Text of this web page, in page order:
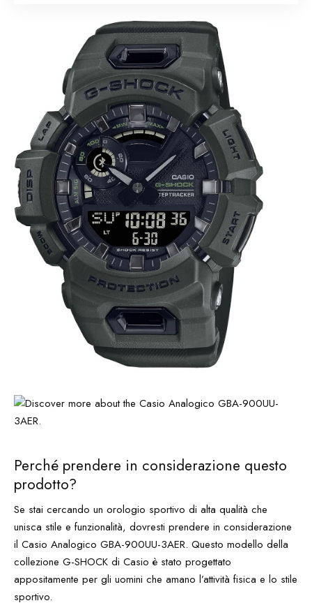
Perché prendere in considerazione questo
prodotto?
Se stai cercando un orologio sportivo di alta qualità che
unisca stile e funzionalità, dovresti prendere in considerazione
il Casio Analogico GBA-900UU-3AER. Questo modello della
collezione G-SHOCK di Casio è stato progettato
appositamente per gli uomini che amano l’attività fisica e lo stile
sportivo.